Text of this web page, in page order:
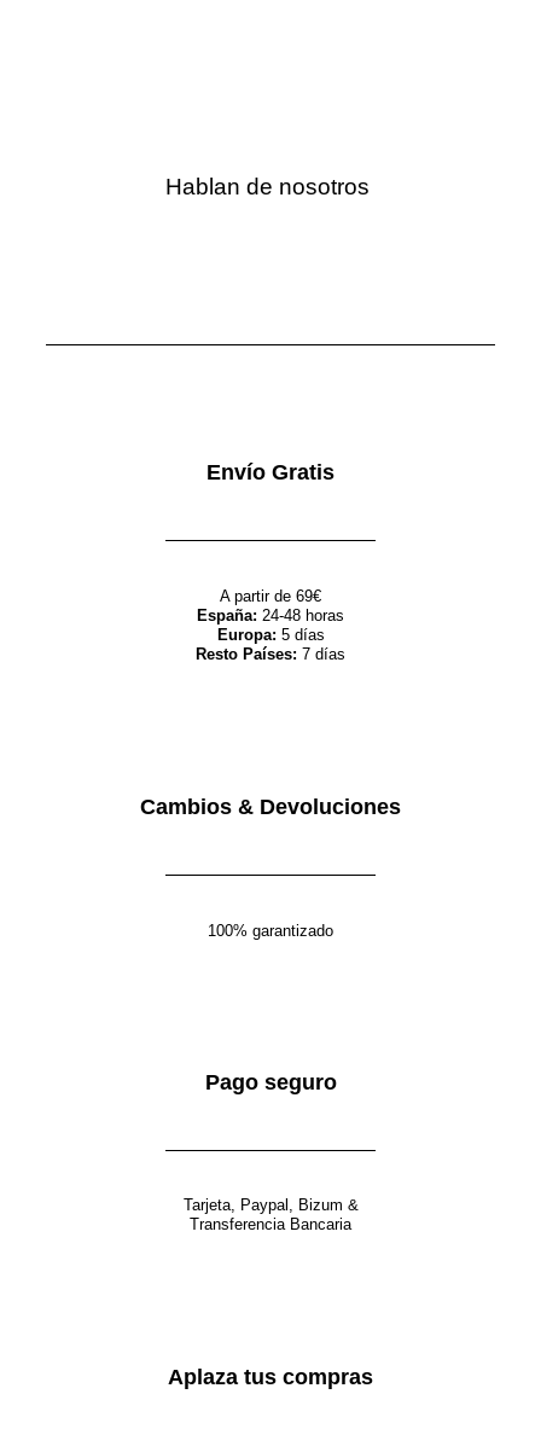
Hablan de nosotros
Envío Gratis
A partir de 69€
España: 24-48 horas
Europa: 5 días
Resto Países: 7 días
Cambios & Devoluciones
100% garantizado
Pago seguro
Tarjeta, Paypal, Bizum &
Transferencia Bancaria
Aplaza tus compras